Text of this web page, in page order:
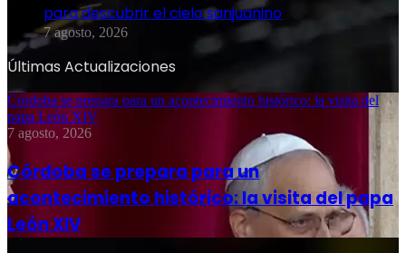
para descubrir el cielo sanjuanino
7 agosto, 2026
Últimas Actualizaciones
Córdoba se prepara para un acontecimiento histórico: la visita del
papa León XIV
7 agosto, 2026
Córdoba se prepara para un
acontecimiento histórico: la visita del papa
León XIV